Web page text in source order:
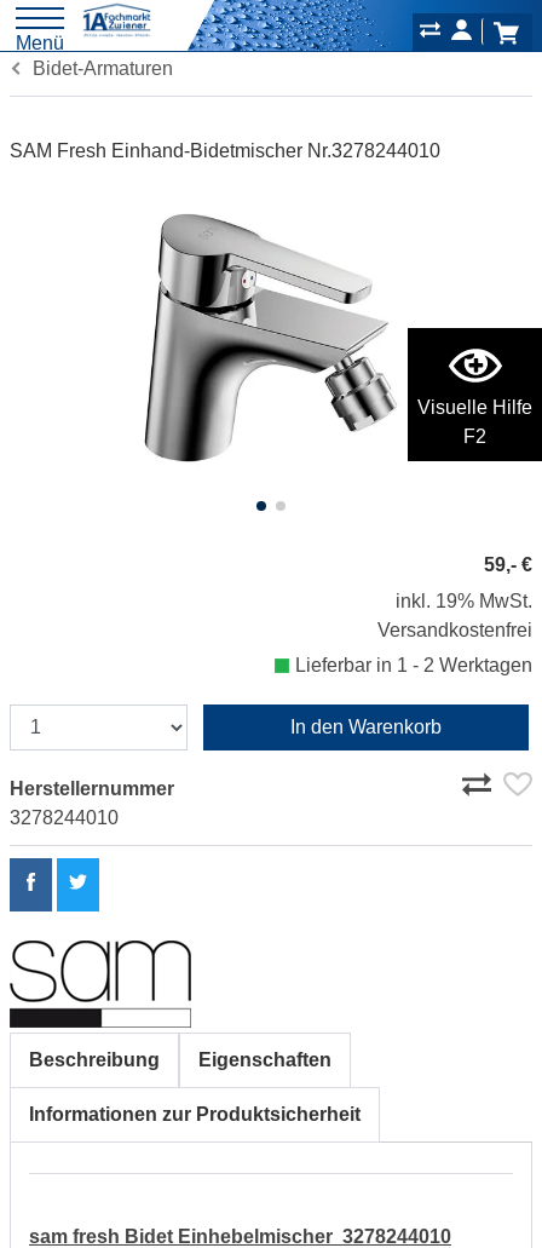
Visuelle Hilfe
F2
Menü
Bidet-Armaturen
SAM Fresh Einhand-Bidetmischer Nr.3278244010
59,- €
inkl. 19% MwSt.
Versandkostenfrei
Lieferbar in 1 - 2 Werktagen
In den Warenkorb
Herstellernummer
3278244010
Beschreibung Eigenschaften
Informationen zur Produktsicherheit
sam fresh Bidet Einhebelmischer 3278244010